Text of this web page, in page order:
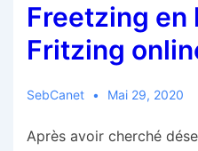
moi
Freetzing en
Fritzing
SebCanet Mai 29, 2020
Après avoir cherché